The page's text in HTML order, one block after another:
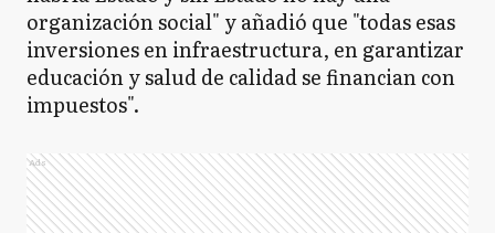
organización social" y añadió que "todas esas
inversiones en infraestructura, en garantizar
educación y salud de calidad se financian con
impuestos".
Ads